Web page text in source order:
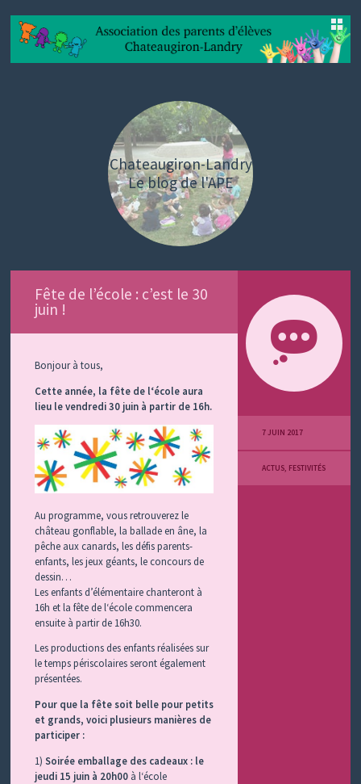
Chateaugiron-Landry
Le blog de l'APE
SKIP
Fête de l’école : c’est le 30
juin !
Bonjour à tous,
Cette année, la fête de l‘école aura
lieu le vendredi 30 juin à partir de 16h.
Au programme, vous retrouverez le
château gonflable, la ballade en âne, la
pêche aux canards, les défis parents-
enfants, les jeux géants, le concours de
dessin…
Les enfants d’élémentaire chanteront à
16h et la fête de l‘école commencera
ensuite à partir de 16h30.
Les productions des enfants réalisées sur
le temps périscolaires seront également
présentées.
Pour que la fête soit belle pour petits
et grands, voici plusieurs manières de
participer :
1) Soirée emballage des cadeaux : le
jeudi 15 juin à 20h00à l‘école
7 JUIN 2017
ACTUS, FESTIVITÉS